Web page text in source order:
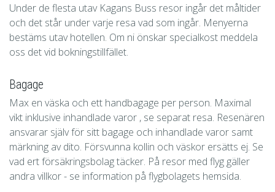
Under de flesta utav Kagans Buss resor ingår det måltider
och det står under varje resa vad som ingår. Menyerna
bestäms utav hotellen. Om ni önskar specialkost meddela
oss det vid bokningstillfället.
Bagage
Max en väska och ett handbagage per person. Maximal
vikt inklusive inhandlade varor , se separat resa. Resenären
ansvarar själv för sitt bagage och inhandlade varor samt
märkning av dito. Försvunna kollin och väskor ersätts ej. Se
vad ert försäkringsbolag täcker. På resor med flyg gäller
andra villkor - se information på flygbolagets hemsida.